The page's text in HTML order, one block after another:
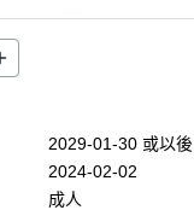
2029-01-30 或以後
2024-02-02
成人